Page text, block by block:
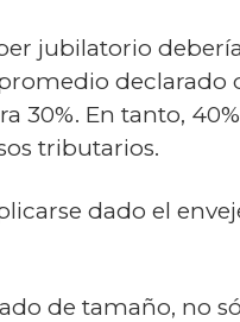
jubilatorio
declarado
30%. En tanto,
tributarios.
dado el
de tamaño, no